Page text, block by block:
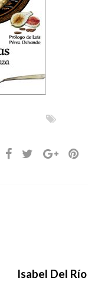
Isabel Del Río